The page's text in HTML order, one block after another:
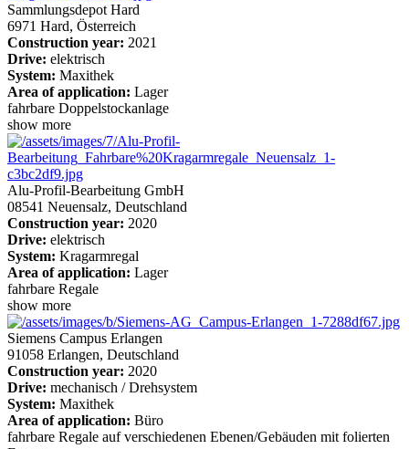
Sammlungsdepot Hard
6971 Hard, Österreich
Construction year: 2021
Drive: elektrisch
System: Maxithek
Area of application: Lager
fahrbare Doppelstockanlage
show more
Alu-Profil-Bearbeitung GmbH
08541 Neuensalz, Deutschland
Construction year: 2020
Drive: elektrisch
System: Kragarmregal
Area of application: Lager
fahrbare Regale
show more
Siemens Campus Erlangen
91058 Erlangen, Deutschland
Construction year: 2020
Drive: mechanisch / Drehsystem
System: Maxithek
Area of application: Büro
fahrbare Regale auf verschiedenen Ebenen/Gebäuden mit folierten